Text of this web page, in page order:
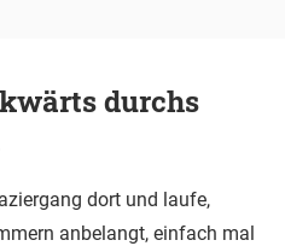
durchs
dort und laufe,
anbelangt, einfach mal